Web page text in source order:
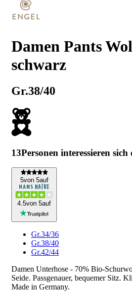
Damen Pants
schwarz
Gr.38/40
13Personen interessieren sich
5von 5auf
4.5von 5auf
Gr.34/36
Gr.38/40
Gr.42/44
Damen Unterhose - 70% Bio-
Seide. Passgenauer, bequemer Sitz.
Made in Germany.